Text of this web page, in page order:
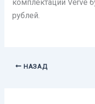
комплектации Verve
рублей.
НАЗАД